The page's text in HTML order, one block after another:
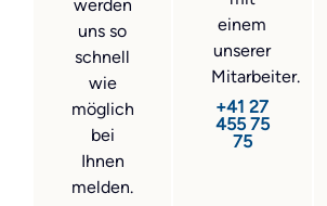
werden
uns so
schnell
wie
möglich
bei
Ihnen
melden.
einem
unserer
Mitarbeiter.
+41 27
455 75
75